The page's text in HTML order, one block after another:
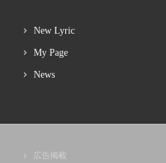
New Lyric
My Page
News
広告掲載